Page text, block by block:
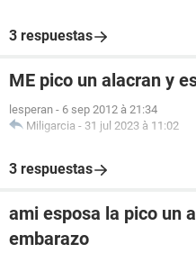
3 respuestas
ME pico un alacran y
lesperan - 6 sep 2012 à 21:34
Miligarcia - 31 jul 2023 à 11:02
3 respuestas
ami esposa la pico un
embarazo